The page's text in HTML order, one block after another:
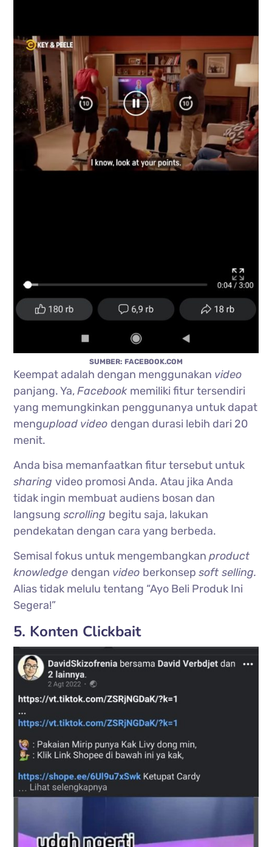
SUMBER: FACEBOOK.COM
Keempat adalah dengan menggunakan video
panjang. Ya,Facebook memiliki fitur tersendiri
yang memungkinkan penggunanya untuk dapat
mengupload video dengan durasi lebih dari 20
menit.
Anda bisa memanfaatkan fitur tersebut untuk
sharingvideo promosi Anda. Atau jika Anda
tidak ingin membuat audiens bosan dan
langsungscrolling begitu saja, lakukan
pendekatan dengan cara yang berbeda.
Semisal fokus untuk mengembangkanproduct
knowledge dengan video berkonsepsoft selling.
Alias tidak melulu tentang “Ayo Beli Produk Ini
Segera!”
5. Konten Clickbait